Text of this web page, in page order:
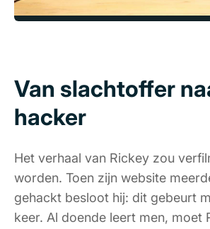
Van slachtoffer
hacker
Het verhaal van Rickey zou
worden. Toen zijn website
gehackt besloot hij: dit gebeurt
keer. Al doende leert men, moet